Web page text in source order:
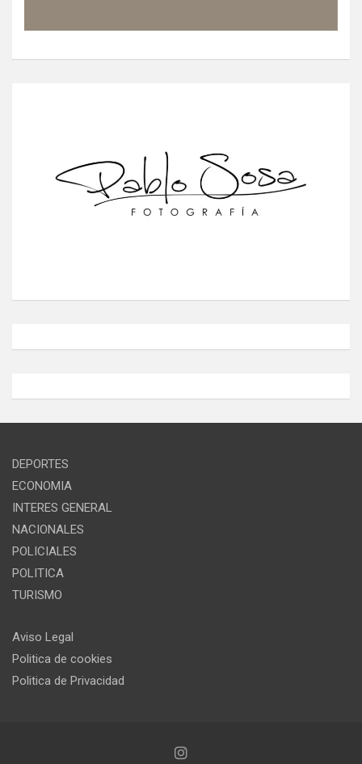
DEPORTES
ECONOMIA
INTERES GENERAL
NACIONALES
POLICIALES
POLITICA
TURISMO
Aviso Legal
Politica de cookies
Politica de Privacidad